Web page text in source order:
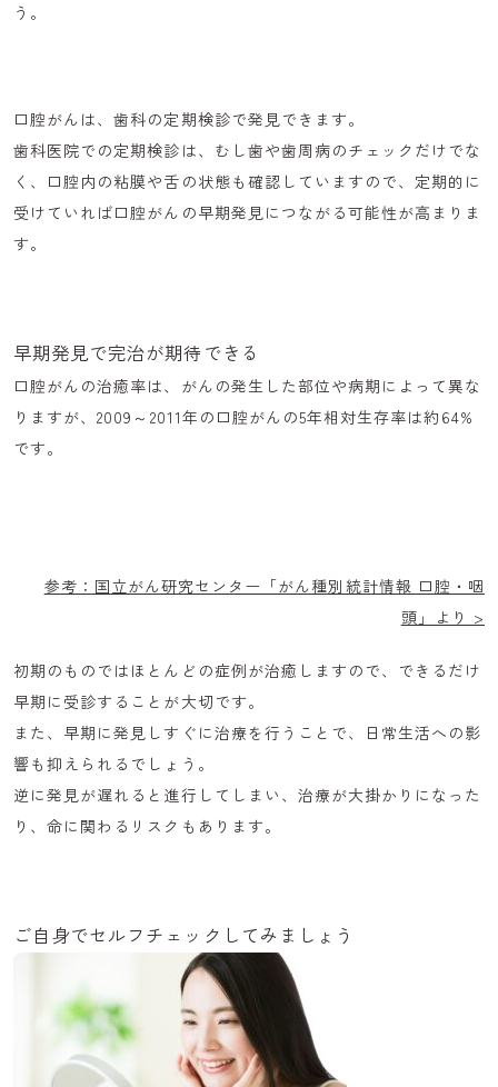
う。
口腔がんは、歯科の定期検診で発見できます。
歯科医院での定期検診は、むし歯や歯周病のチェックだけでな
く、口腔内の粘膜や舌の状態も確認していますので、定期的に
受けていれば口腔がんの早期発見につながる可能性が高まりま
す。
早期発見で完治が期待できる
口腔がんの治癒率は、がんの発生した部位や病期によって異な
りますが、2009～2011年の口腔がんの5年相対生存率は約64%
です。
参考：国立がん研究センター「がん種別統計情報 口腔・咽
頭」より >
初期のものではほとんどの症例が治癒しますので、できるだけ
早期に受診することが大切です。
また、 早期に発見しすぐに治療を行うことで、日常生活への影
響も抑えられるでしょう。
逆に発見が遅れると進行してしまい、治療が大掛かりになった
り、命に関わるリスクもあります。
ご自身でセルフチェックしてみましょう